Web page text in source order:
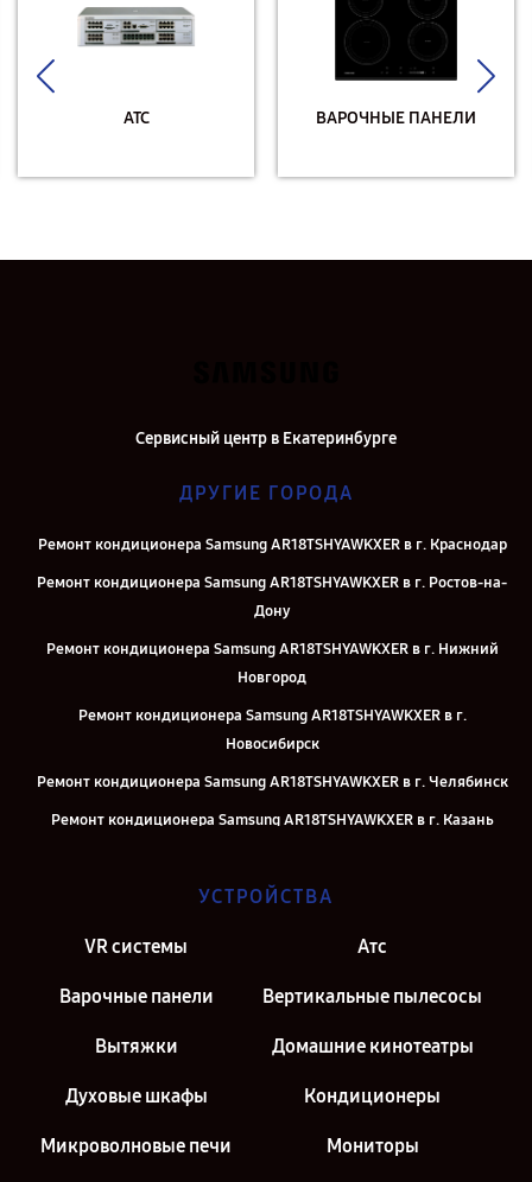
АТС ВАРОЧНЫЕ ПАНЕЛИ
Сервисный центр в Екатеринбурге
ДРУГИЕ ГОРОДА
Ремонт кондиционера Samsung AR18TSHYAWKXER в г. Краснодар
Ремонт кондиционера Samsung AR18TSHYAWKXER в г. Ростов-на-
Дону
Ремонт кондиционера Samsung AR18TSHYAWKXER в г. Нижний
Новгород
Ремонт кондиционера Samsung AR18TSHYAWKXER в г.
Новосибирск
Ремонт кондиционера Samsung AR18TSHYAWKXER в г. Челябинск
Ремонт кондиционера Samsung AR18TSHYAWKXER в г. Казань
Ремонт кондиционера Samsung AR18TSHYAWKXER в г. Санкт-
УСТРОЙСТВА
VR системы Атс
Варочные панели Вертикальные пылесосы
Вытяжки Домашние кинотеатры
Духовые шкафы Кондиционеры
Микроволновые печи Мониторы